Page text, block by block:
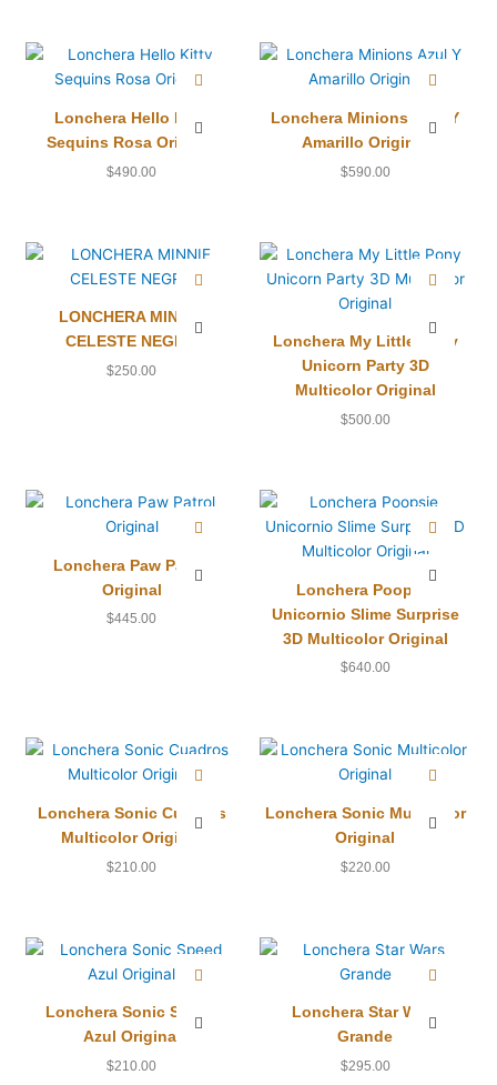
Lonchera Hello Kitty
Sequins Rosa Original
$490.00
Lonchera Minions Azul Y
Amarillo Original
$590.00
LONCHERA MINNIE
CELESTE NEGRO
$250.00
Lonchera My Little Pony
Unicorn Party 3D
Multicolor Original
$500.00
Lonchera Paw Patrol
Original
$445.00
Lonchera Poopsie
Unicornio Slime Surprise
3D Multicolor Original
$640.00
Lonchera Sonic Cuadros
Multicolor Original
$210.00
Lonchera Sonic Multicolor
Original
$220.00
Lonchera Sonic Speed
Azul Original
$210.00
Lonchera Star Wars
Grande
$295.00